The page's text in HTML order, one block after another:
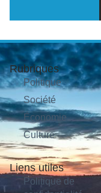
Rubriques
Politique
Société
Économie
Culture
Liens utiles
Politique de